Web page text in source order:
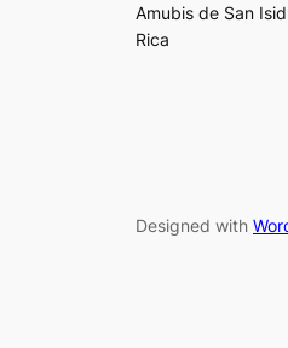
Amubis de San
Rica
Designed with